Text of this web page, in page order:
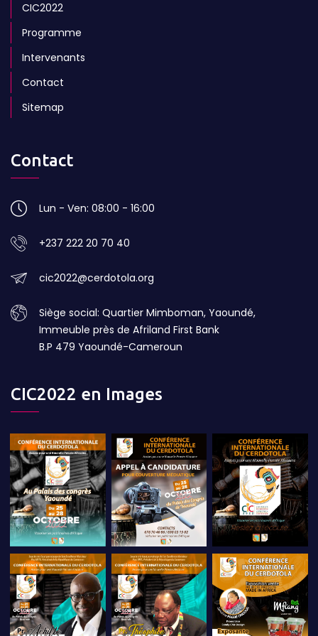
CIC2022
Programme
Intervenants
Contact
Sitemap
Contact
Lun - Ven: 08:00 - 16:00
+237 222 20 70 40
cic2022@cerdotola.org
Siège social: Quartier Mimboman, Yaoundé,
Immeuble près de Afriland First Bank
B.P 479 Yaoundé-Cameroun
CIC2022 en Images